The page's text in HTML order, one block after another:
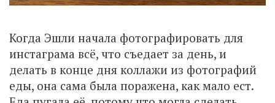
Когда Эшли начала фотографировать для
инстаграма всё, что съедает за день, и
делать в конце дня коллажи из фотографий
еды, она сама была поражена, как мало ест.